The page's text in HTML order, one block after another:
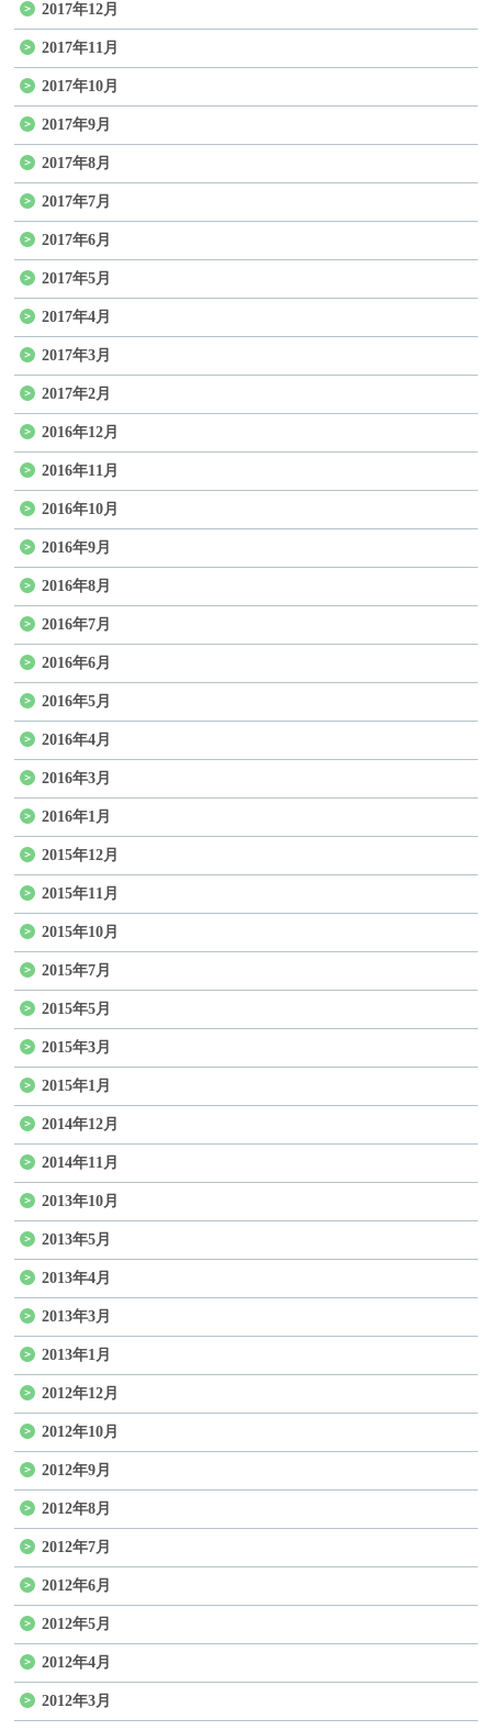
2017年12月
2017年11月
2017年10月
2017年9月
2017年8月
2017年7月
2017年6月
2017年5月
2017年4月
2017年3月
2017年2月
2016年12月
2016年11月
2016年10月
2016年9月
2016年8月
2016年7月
2016年6月
2016年5月
2016年4月
2016年3月
2016年1月
2015年12月
2015年11月
2015年10月
2015年7月
2015年5月
2015年3月
2015年1月
2014年12月
2014年11月
2013年10月
2013年5月
2013年4月
2013年3月
2013年1月
2012年12月
2012年10月
2012年9月
2012年8月
2012年7月
2012年6月
2012年5月
2012年4月
2012年3月